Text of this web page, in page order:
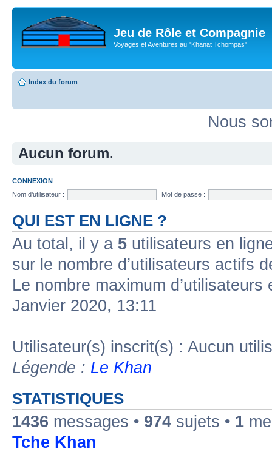
Jeu de Rôle et Compagnie
Voyages et Aventures au "Khanat Tchompas"
Index du forum
Nous
Aucun forum.
CONNEXION
Nom d’utilisateur :
Mot de passe :
QUI EST EN LIGNE ?
Au total, il y a 5 utilisateurs en
sur le nombre d’utilisateurs actifs
Le nombre maximum
Janvier 2020, 13:11
Utilisateur(s) inscrit(s) : Aucun
Légende : Le Khan
STATISTIQUES
1436 messages • 974 sujets • 1
Tche Khan